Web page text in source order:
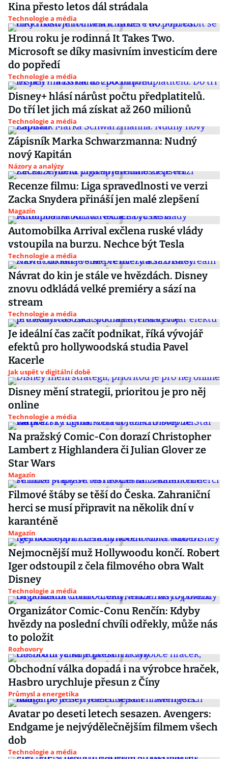
Kina přesto letos dál strádala
Technologie a média
Hrou roku je rodinná It Takes Two.
Microsoft se díky masivním investicím dere
do popředí
Technologie a média
Disney+ hlásí nárůst počtu předplatitelů.
Do tří let jich má získat až 260 milionů
Technologie a média
Zápisník Marka Schwarzmanna: Nudný
nový Kapitán
Názory a analýzy
Recenze filmu: Liga spravedlnosti ve verzi
Zacka Snydera přináší jen malé zlepšení
Magazín
Automobilka Arrival exčlena ruské vlády
vstoupila na burzu. Nechce být Tesla
Technologie a média
Návrat do kin je stále ve hvězdách. Disney
znovu odkládá velké premiéry a sází na
stream
Technologie a média
Je ideální čas začít podnikat, říká vývojář
efektů pro hollywoodská studia Pavel
Kacerle
Jak uspět v digitální době
Disney mění strategii, prioritou je pro něj
online
Technologie a média
Na pražský Comic-Con dorazí Christopher
Lambert z Highlandera či Julian Glover ze
Star Wars
Magazín
Filmové štáby se těší do Česka. Zahraniční
herci se musí připravit na několik dní v
karanténě
Magazín
Nejmocnější muž Hollywoodu končí. Robert
Iger odstoupil z čela filmového obra Walt
Disney
Technologie a média
Organizátor Comic-Conu Renčín: Kdyby
hvězdy na poslední chvíli odřekly, může nás
to položit
Rozhovory
Obchodní válka dopadá i na výrobce hraček,
Hasbro urychluje přesun z Číny
Průmysl a energetika
Avatar po deseti letech sesazen. Avengers:
Endgame je nejvýdělečnějším filmem všech
dob
Technologie a média